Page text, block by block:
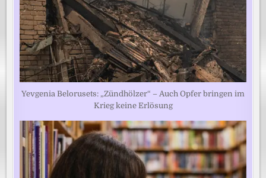
Yevgenia Belorusets: „Zündhölzer“ – Auch Opfer bringen im
Krieg keine Erlösung